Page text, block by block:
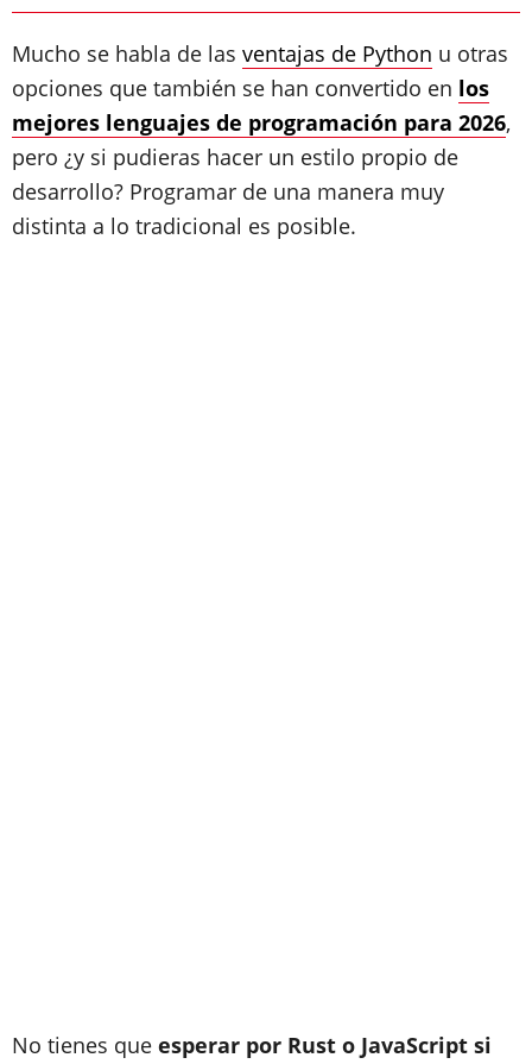
Mucho se habla de las ventajas de Python u otras
opciones que también se han convertido en los
mejores lenguajes de programación para 2026,
pero ¿y si pudieras hacer un estilo propio de
desarrollo? Programar de una manera muy
distinta a lo tradicional es posible.
No tienes que esperar por Rust o JavaScript si